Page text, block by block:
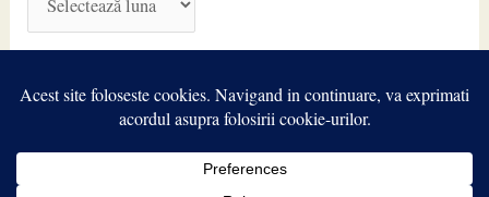
R
I